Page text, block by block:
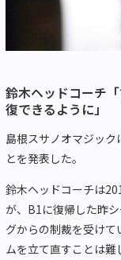
鈴木ヘッドコーチ
復できるように」
島根スサノオマジッ
とを発表した。
鈴木ヘッドコーチは
が、B1に復帰した昨
グからの制裁を受け
ムを立て直すことは